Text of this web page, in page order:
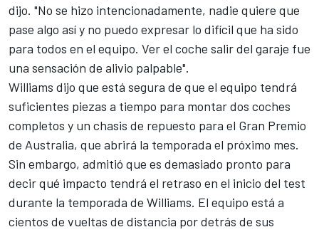
dijo. "No se hizo intencionadamente, nadie quiere que
pase algo así y no puedo expresar lo difícil que ha sido
para todos en el equipo. Ver el coche salir del garaje fue
una sensación de alivio palpable".
Williams dijo que está segura de que el equipo tendrá
suficientes piezas a tiempo para montar dos coches
completos y un chasis de repuesto para el Gran Premio
de Australia, que abrirá la temporada el próximo mes.
Sin embargo, admitió que es demasiado pronto para
decir qué impacto tendrá el retraso en el inicio del test
durante la temporada de Williams. El equipo está a
cientos de vueltas de distancia por detrás de sus